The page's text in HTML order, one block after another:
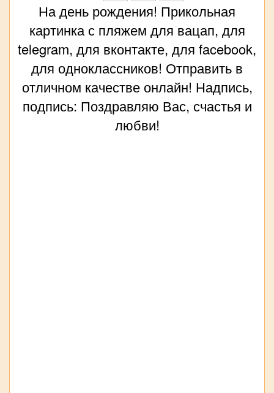
На день рождения! Прикольная
картинка с пляжем для вацап, для
telegram, для вконтакте, для facebook,
для одноклассников! Отправить в
отличном качестве онлайн! Надпись,
подпись: Поздравляю Вас, счастья и
любви!